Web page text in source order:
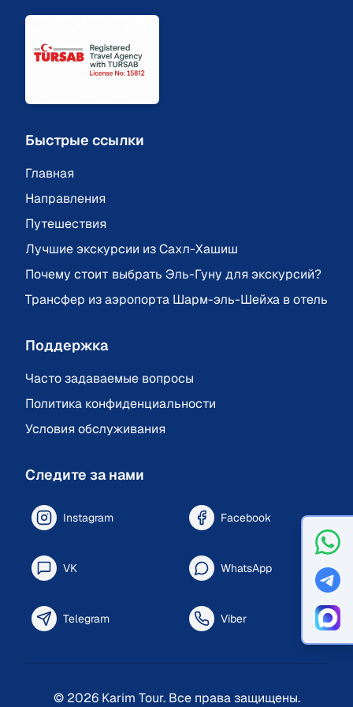
Быстрые ссылки
Главная
Направления
Путешествия
Лучшие экскурсии из Сахл-Хашиш
Почему стоит выбрать Эль-Гуну для экскурсий?
Трансфер из аэропорта Шарм-эль-Шейха в отель
Поддержка
Часто задаваемые вопросы
Политика конфиденциальности
Условия обслуживания
Следите за нами
Instagram Facebook
VK WhatsApp
Telegram Viber
© 2026Karim Tour. Все права защищены.